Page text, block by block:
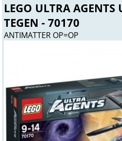
LEGO ULTRA AGENTS
TEGEN - 70170
ANTIMATTER OP=OP